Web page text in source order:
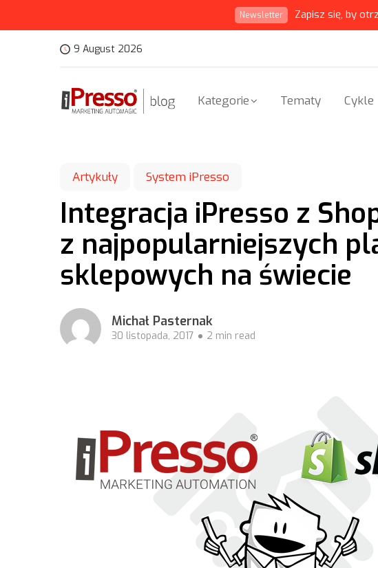
Newsletter Zapisz się, by
9 August 2026
Kategorie Tematy Cykle
Artykuły System iPresso
Integracja iPresso z
z najpopularniejszych
sklepowych na świecie
Michał Pasternak
30 listopada, 2017 2 min read